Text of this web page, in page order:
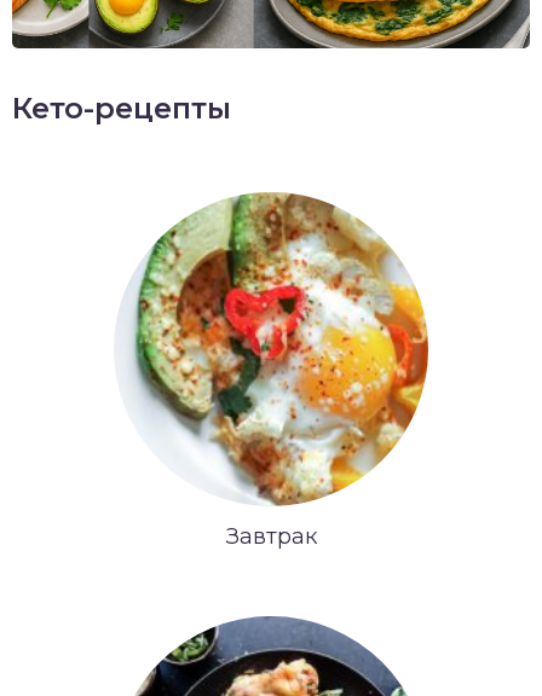
Кето-рецепты
Завтрак